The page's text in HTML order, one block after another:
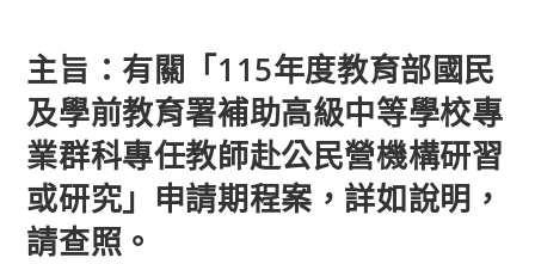
主旨：有關「115年度教育部國民
及學前教育署補助高級中等學校專
業群科專任教師赴公民營機構研習
或研究」申請期程案，詳如說明，
請查照。